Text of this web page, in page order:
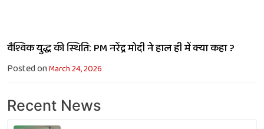
वैश्विक युद्ध की स्थिति: PM नरेंद्र मोदी ने हाल ही में क्या कहा ?
Posted onMarch 24, 2026
Recent News